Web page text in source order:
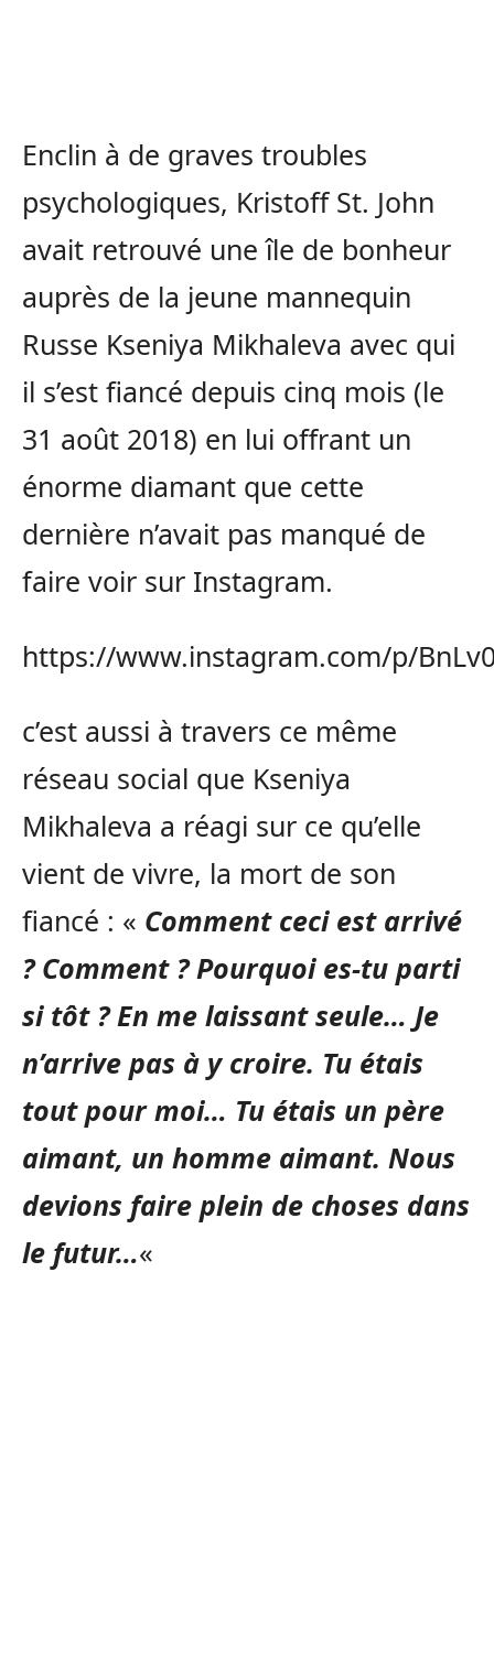
Enclin à de graves troubles
psychologiques, Kristoff St. John
avait retrouvé une île de bonheur
auprès de la jeune mannequin
Russe Kseniya Mikhaleva avec qui
il s’est fiancé depuis cinq mois (le
31 août 2018) en lui offrant un
énorme diamant que cette
dernière n’avait pas manqué de
faire voir sur Instagram.
https://www.instagram.com/p/
c’est aussi à travers ce même
réseau social que Kseniya
Mikhaleva a réagi sur ce qu’elle
vient de vivre, la mort de son
fiancé : « Comment ceci est arrivé
? Comment ? Pourquoi es-tu parti
si tôt ? En me laissant seule… Je
n’arrive pas à y croire. Tu étais
tout pour moi… Tu étais un père
aimant, un homme aimant. Nous
devions faire plein de choses dans
le futur…«